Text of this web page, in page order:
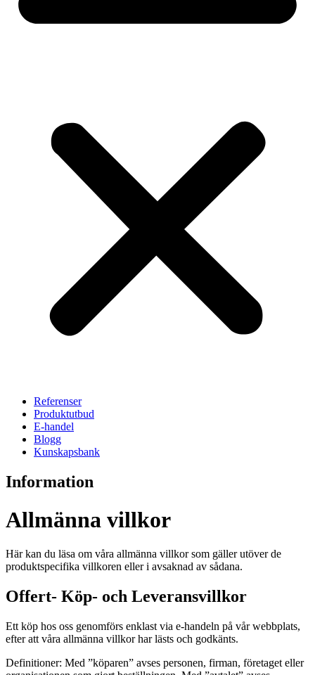
Referenser
Produktutbud
E-handel
Blogg
Kunskapsbank
Information
Allmänna villkor
Här kan du läsa om våra allmänna villkor som gäller utöver de
produktspecifika villkoren eller i avsaknad av sådana.
Offert- Köp- och Leveransvillkor
Ett köp hos oss genomförs enklast via e-handeln på vår webbplats,
efter att våra allmänna villkor har lästs och godkänts.
Definitioner: Med ”köparen” avses personen, firman, företaget eller